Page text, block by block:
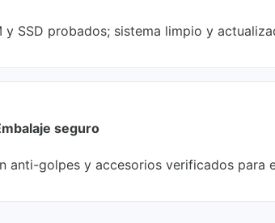
y SSD probados; sistema limpio y
seguro
anti-golpes y accesorios verificados para